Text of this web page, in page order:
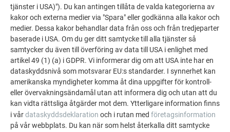
LÅT DIG INSPIRERAS
FLER OBJEKT
PREFA:s referensgalleri visar hur mångsidigt
aluminium kan användas. Upptäck fler imponerande
tjänster i USA)"). Du kan antingen tillåta de valda kategorierna av
kakor och externa medier via "Spara" eller godkänna alla kakor och
medier. Dessa kakor behandlar data från oss och från tredjeparter
baserade i USA. Om du ger ditt samtycke till alla tjänster så
samtycker du även till överföring av data till USA i enlighet med
artikel 49 (1) (a) i GDPR. Vi informerar dig om att USA inte har en
dataskyddsnivå som motsvarar EU:s standarder. I synnerhet kan
amerikanska myndigheter komma åt dina uppgifter för kontroll-
eller övervakningsändamål utan att informera dig och utan att du
kan vidta rättsliga åtgärder mot dem. Ytterligare information finns
i vårdataskyddsdeklaration och i rutan med företagsinformation
på vår webbplats. Du kan när som helst återkalla ditt samtycke